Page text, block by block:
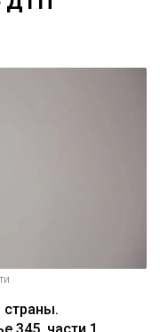
страны.